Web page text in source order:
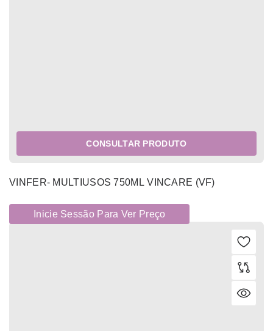
CONSULTAR PRODUTO
VINFER- MULTIUSOS 750ML VINCARE (VF)
Inicie Sessão Para Ver Preço